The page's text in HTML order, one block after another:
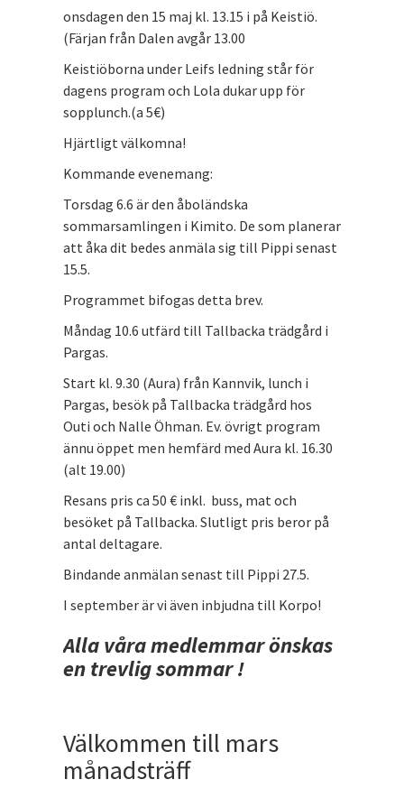
onsdagen den 15 maj kl. 13.15 i på Keistiö.
(Färjan från Dalen avgår 13.00
Keistiöborna under Leifs ledning står för
dagens program och Lola dukar upp för
sopplunch.(a 5€)
Hjärtligt välkomna!
Kommande evenemang:
Torsdag 6.6 är den åboländska
sommarsamlingen i Kimito. De som planerar
att åka dit bedes anmäla sig till Pippi senast
15.5.
Programmet bifogas detta brev.
Måndag 10.6 utfärd till Tallbacka trädgård i
Pargas.
Start kl. 9.30 (Aura) från Kannvik, lunch i
Pargas, besök på Tallbacka trädgård hos
Outi och Nalle Öhman. Ev. övrigt program
ännu öppet men hemfärd med Aura kl. 16.30
(alt 19.00)
Resans pris ca 50 € inkl. buss, mat och
besöket på Tallbacka. Slutligt pris beror på
antal deltagare.
Bindande anmälan senast till Pippi 27.5.
I september är vi även inbjudna till Korpo!
Alla våra medlemmar önskas
en trevlig sommar !
Välkommen till mars
månadsträff